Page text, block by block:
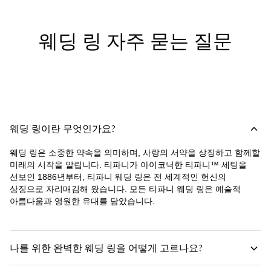
웨딩 링 자주 묻는 질문
웨딩 링이란 무엇인가요?
웨딩 링은 소중한 약속을 의미하며, 사랑의 서약을 상징하고 함께할
미래의 시작을 알립니다. 티파니가 아이코닉한 티파니™ 세팅을
선보인 1886년부터, 티파니 웨딩 링은 전 세계적인 헌신의
상징으로 자리매김해 왔습니다. 모든 티파니 웨딩 링은 예술적
아름다움과 영원한 유대를 담았습니다.
나를 위한 완벽한 웨딩 링을 어떻게 고르나요?